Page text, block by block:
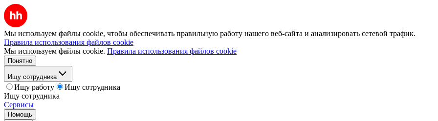
Мы используем файлы cookie, чтобы обеспечивать правильную работу нашего веб-сайта и анализировать сетевой трафик.
Правила использования файлов cookie
Мы используем файлы cookie. Правила использования файлов cookie
Понятно
Ищу сотрудника
Ищу работу
Ищу сотрудника
Ищу сотрудника
Сервисы
Помощь